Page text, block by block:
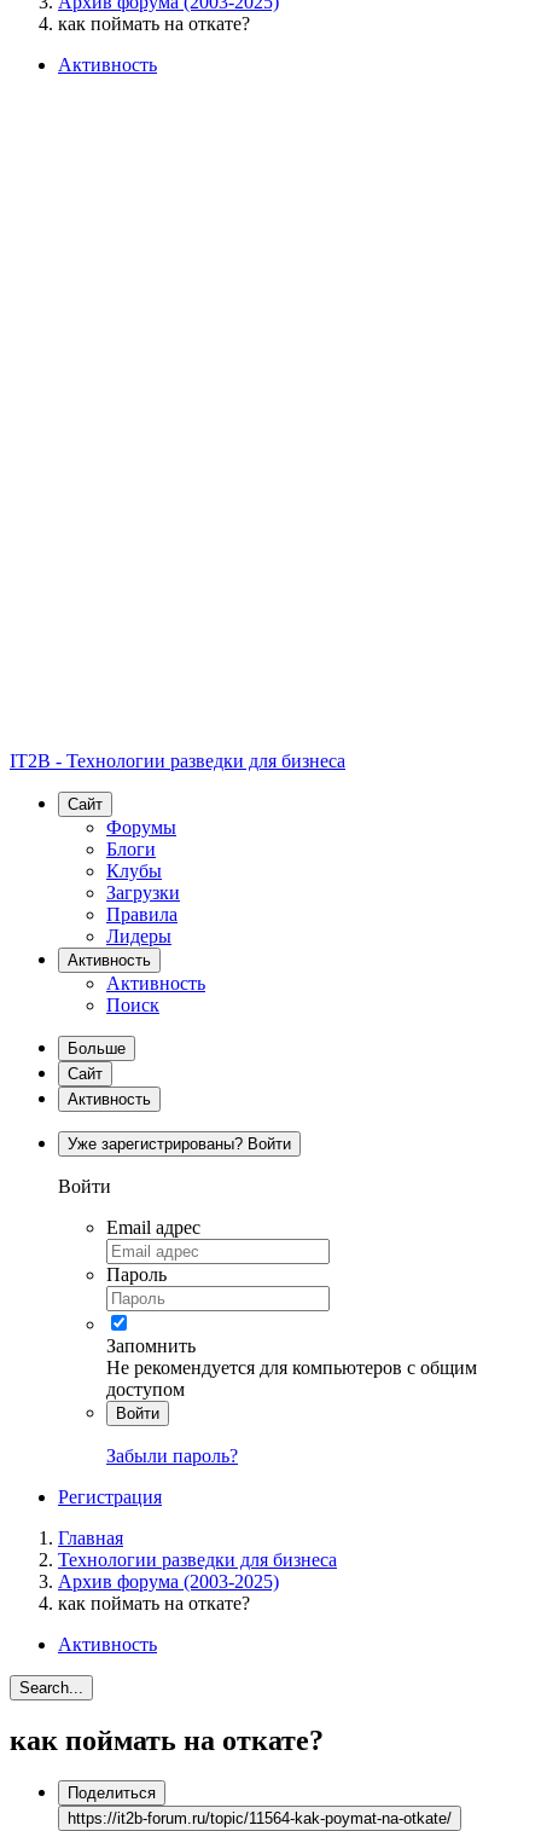
как поймать на откате?
Активность
IT2B - Технологии разведки для бизнеса
Сайт
Форумы
Блоги
Клубы
Загрузки
Правила
Лидеры
Активность
Активность
Поиск
Больше
Сайт
Активность
Уже зарегистрированы? Войти
Войти
Email адрес
Пароль
Запомнить
Не рекомендуется для компьютеров с общим
доступом
Войти
Забыли пароль?
Регистрация
Главная
Технологии разведки для бизнеса
Архив форума (2003-2025)
как поймать на откате?
Активность
Search...
как поймать на откате?
Поделиться
https://it2b-forum.ru/topic/11564-kak-poymat-na-otkate/